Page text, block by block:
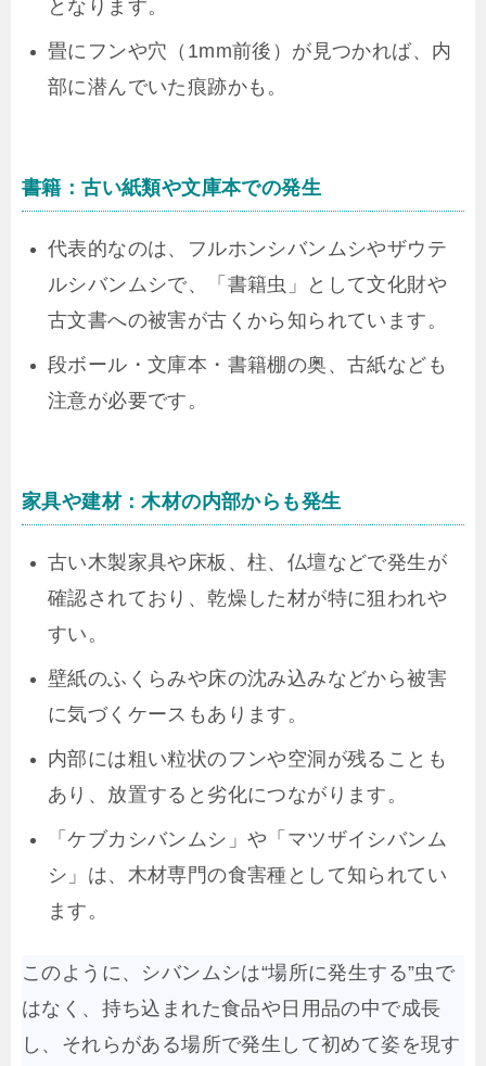
となります。
畳にフンや穴（1mm前後）が見つかれば、内
部に潜んでいた痕跡かも。
書籍：古い紙類や文庫本での発生
代表的なのは、フルホンシバンムシやザウテ
ルシバンムシで、「書籍虫」として文化財や
古文書への被害が古くから知られています。
段ボール・文庫本・書籍棚の奥、古紙なども
注意が必要です。
家具や建材：木材の内部からも発生
古い木製家具や床板、柱、仏壇などで発生が
確認されており、乾燥した材が特に狙われや
すい。
壁紙のふくらみや床の沈み込みなどから被害
に気づくケースもあります。
内部には粗い粒状のフンや空洞が残ることも
あり、放置すると劣化につながります。
「ケブカシバンムシ」や「マツザイシバンム
シ」は、木材専門の食害種として知られてい
ます。
このように、シバンムシは“場所に発生する”虫で
はなく、持ち込まれた食品や日用品の中で成長
し、それらがある場所で発生して初めて姿を現す